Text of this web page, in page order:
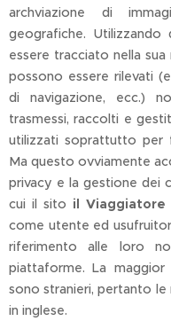
archviazione di
geografiche.
essere tracciato nella
possono essere rilevati
di navigazione, ecc.)
trasmessi, raccolti e
utilizzati soprattutto per
Ma questo ovviamente
privacy e la gestione dei
cui il sito il Viaggiatore
come utente ed
riferimento alle loro
piattaforme. La
sono stranieri, pertanto le
in inglese.